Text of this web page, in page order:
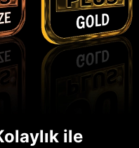
ile